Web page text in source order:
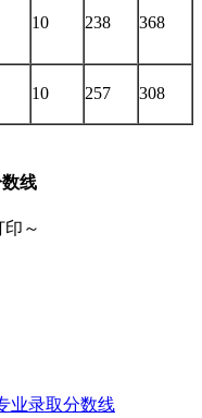
10 238 368
10 257 308
线
～
业录取分数线